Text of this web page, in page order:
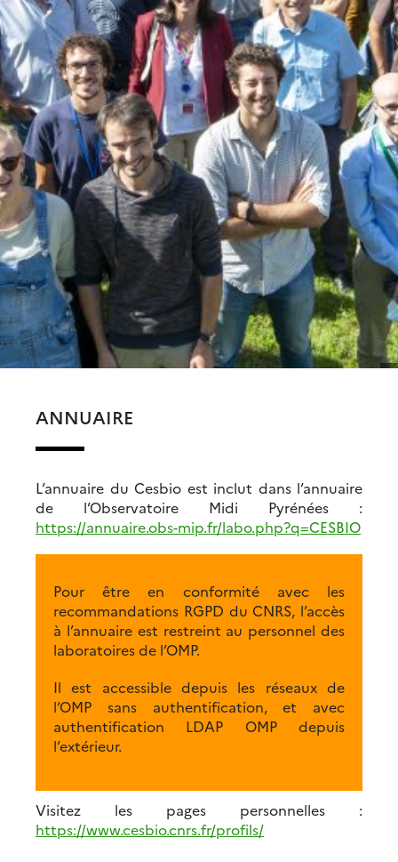
ANNUAIRE
L’annuaire du Cesbio est inclut dans l’annuaire
de l’Observatoire Midi Pyrénées :
https://annuaire.obs-mip.fr/labo.php?q=CESBIO
Pour être en conformité avec les
recommandations RGPD du CNRS, l’accès
à l’annuaire est restreint au personnel des
laboratoires de l’OMP.
Il est accessible depuis les réseaux de
l’OMP sans authentification, et avec
authentification LDAP OMP depuis
l’extérieur.
Visitez les pages personnelles :
https://www.cesbio.cnrs.fr/profils/